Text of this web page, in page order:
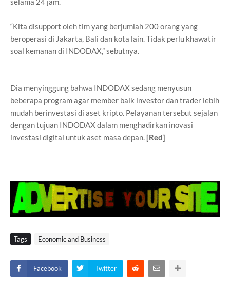
“Kita disupport oleh tim yang berjumlah 200 orang yang
beroperasi di Jakarta, Bali dan kota lain. Tidak perlu khawatir
soal kemanan di INDODAX,” sebutnya.
Dia menyinggung bahwa INDODAX sedang menyusun
beberapa program agar member baik investor dan trader lebih
mudah berinvestasi di aset kripto. Pelayanan tersebut sejalan
dengan tujuan INDODAX dalam menghadirkan inovasi
investasi digital untuk aset masa depan. [Red]
Tags Economic and Business
Facebook Twitter